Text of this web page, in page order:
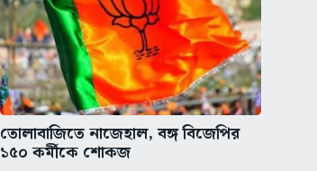
তোলাবাজিতে নাজেহাল, বঙ্গ বিজেপির
১৫০ কর্মীকে শোকজ